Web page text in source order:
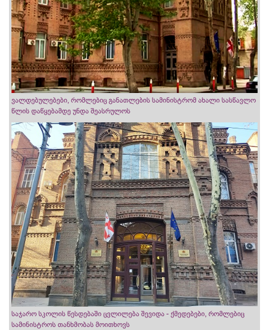
ვალდებულებები, რომლებიც განათლების სამინისტრომ ახალი სასწავლო
წლის დაწყებამდე უნდა შეასრულოს
საჯარო სკოლის წესდებაში ცვლილება შევიდა - ქმედებები, რომლებიც
სამინისტროს თანხმობას მოითხოვს